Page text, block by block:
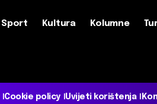
Sport Kultura Kolumne
Cookie policy Uvijeti korištenja